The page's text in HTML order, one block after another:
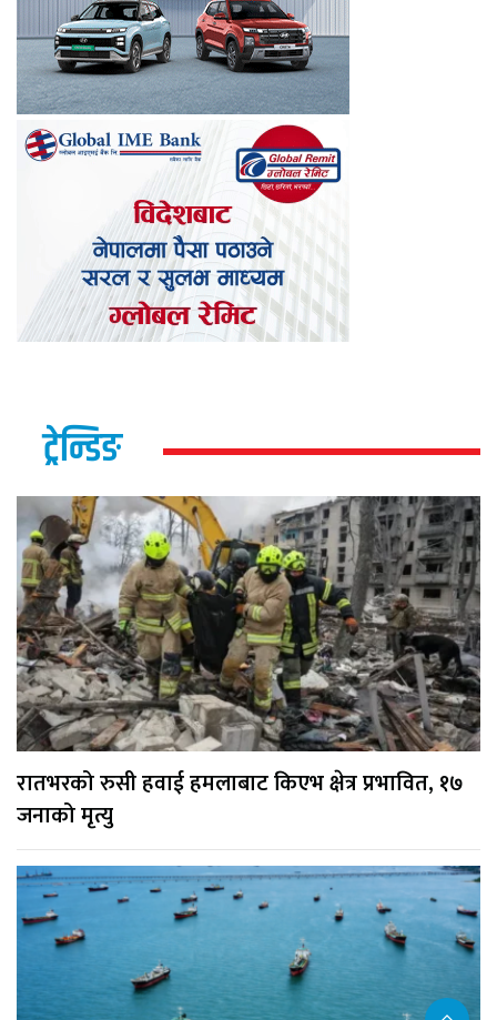
ट्रेन्डिङ
रातभरको रुसी हवाई हमलाबाट किएभ क्षेत्र प्रभावित, १७
जनाको मृत्यु